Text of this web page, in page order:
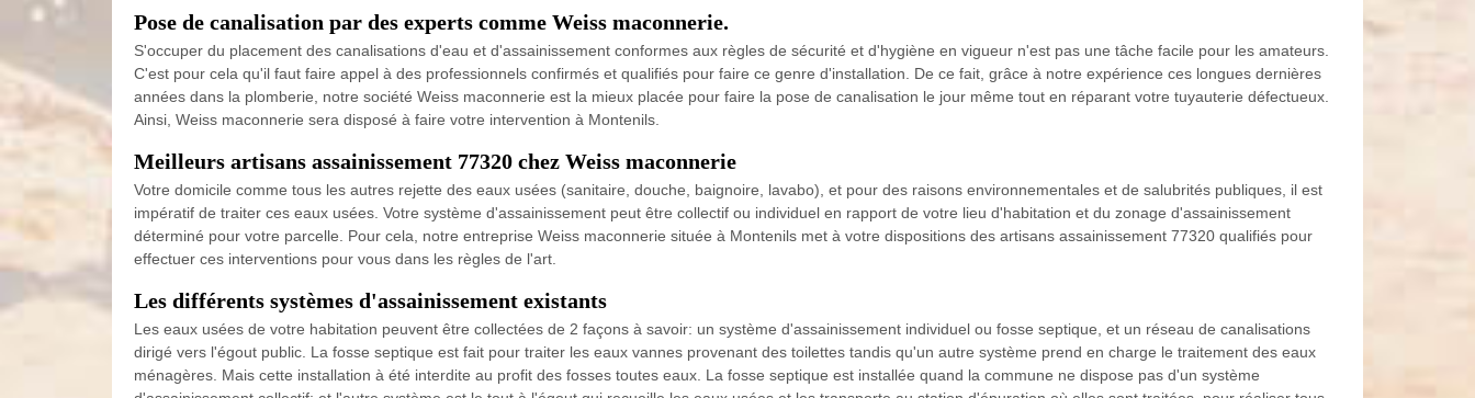
Pose de canalisation par des experts comme Weiss maconnerie.
S'occuper du placement des canalisations d'eau et d'assainissement conformes aux règles de sécurité et d'hygiène en vigueur n'est pas une tâche facile pour les amateurs.
C'est pour cela qu'il faut faire appel à des professionnels confirmés et qualifiés pour faire ce genre d'installation. De ce fait, grâce à notre expérience ces longues dernières
années dans la plomberie, notre société Weiss maconnerie est la mieux placée pour faire la pose de canalisation le jour même tout en réparant votre tuyauterie défectueux.
Ainsi, Weiss maconnerie sera disposé à faire votre intervention à Montenils.
Meilleurs artisans assainissement 77320 chez Weiss maconnerie
Votre domicile comme tous les autres rejette des eaux usées (sanitaire, douche, baignoire, lavabo), et pour des raisons environnementales et de salubrités publiques, il est
impératif de traiter ces eaux usées. Votre système d'assainissement peut être collectif ou individuel en rapport de votre lieu d'habitation et du zonage d'assainissement
déterminé pour votre parcelle. Pour cela, notre entreprise Weiss maconnerie située à Montenils met à votre dispositions des artisans assainissement 77320 qualifiés pour
effectuer ces interventions pour vous dans les règles de l'art.
Les différents systèmes d'assainissement existants
Les eaux usées de votre habitation peuvent être collectées de 2 façons à savoir: un système d'assainissement individuel ou fosse septique, et un réseau de canalisations
dirigé vers l'égout public. La fosse septique est fait pour traiter les eaux vannes provenant des toilettes tandis qu'un autre système prend en charge le traitement des eaux
ménagères. Mais cette installation à été interdite au profit des fosses toutes eaux. La fosse septique est installée quand la commune ne dispose pas d'un système